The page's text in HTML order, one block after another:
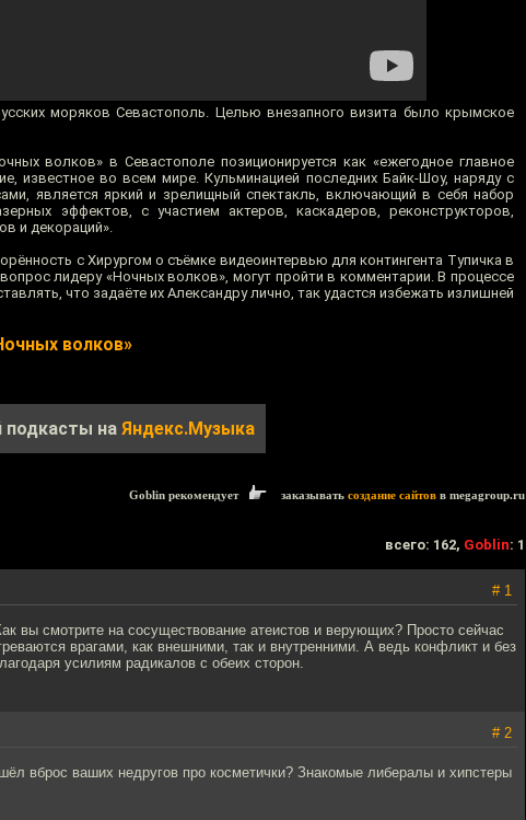
моряков Севастополь. Целью внезапного визита было крымское
волков» в Севастополе позиционируется как «ежегодное главное
известное во всем мире. Кульминацией последних Байк-Шоу, наряду с
является яркий и зрелищный спектакль, включающий в себя набор
эффектов, с участием актеров, каскадеров, реконструкторов,
и декораций».
с Хирургом о съёмке видеоинтервью для контингента Тупичка в
лидеру «Ночных волков», могут пройти в комментарии. В процессе
что задаёте их Александру лично, так удастся избежать излишней
волков»
подкасты на Яндекс.Музыка
Goblin рекомендует заказывать создание сайтов в megagroup.ru
всего: 162, Goblin: 1
# 1
вы смотрите на сосуществование атеистов и верующих? Просто сейчас
врагами, как внешними, так и внутренними. А ведь конфликт и без
усилиям радикалов с обеих сторон.
# 2
вброс ваших недругов про косметички? Знакомые либералы и хипстеры